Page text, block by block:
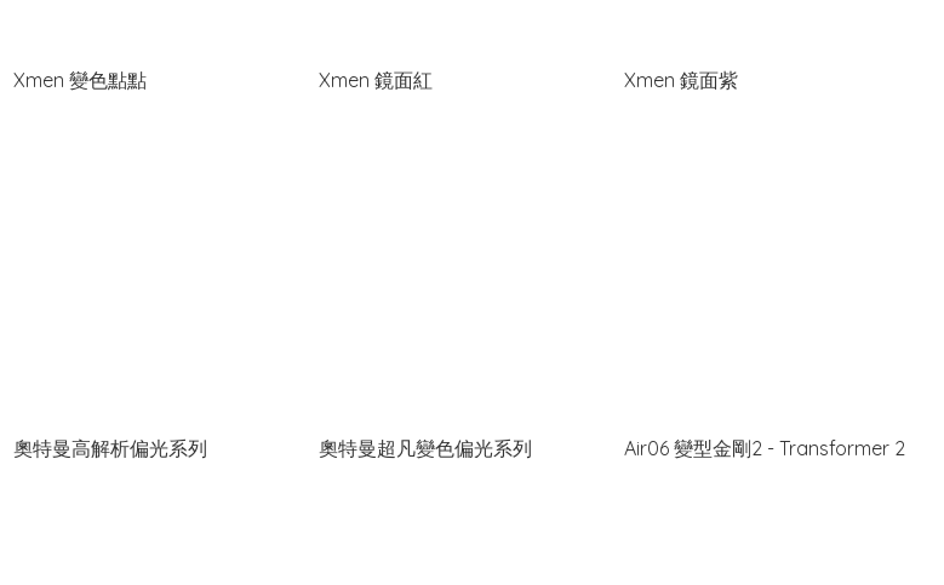
Xmen 變色點點 Xmen 鏡面紅 Xmen 鏡面紫
奧特曼高解析偏光系列 奧特曼超凡變色偏光系列 Air06 變型金剛2 - Transformer 2